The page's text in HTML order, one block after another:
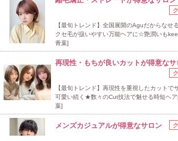
【最旬トレンド】全国展開のAguだからなせ
クセ毛が扱いやすい万能ヘアに☆艶潤いも
青葉]
再現性・もちが良いカットが得意なサ
【最旬トレンド】再現性を重視したカットで
可愛い続く★数々のCut技法で魅せる時短ヘ
葉]
メンズカジュアルが得意なサロン